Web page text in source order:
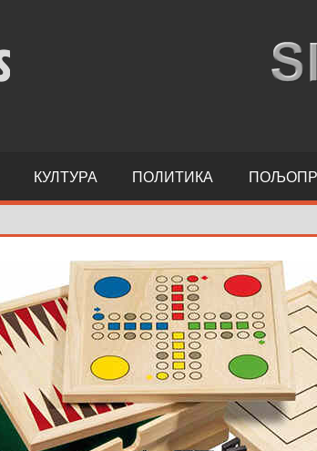
КУЛТУРА ПОЛИТИКА